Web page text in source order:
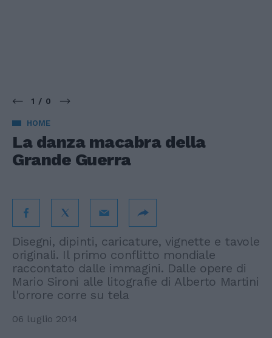
1 / 0
HOME
La danza macabra della
Grande Guerra
Disegni, dipinti, caricature, vignette e tavole
originali. Il primo conflitto mondiale
raccontato dalle immagini. Dalle opere di
Mario Sironi alle litografie di Alberto Martini
l'orrore corre su tela
06 luglio 2014